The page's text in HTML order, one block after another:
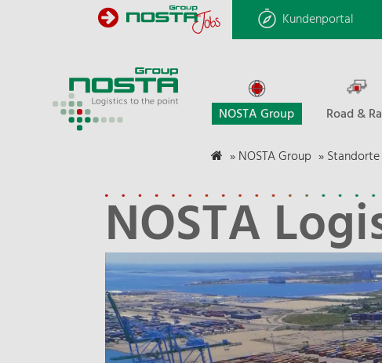
Kundenportal
NOSTA Group Road &
»NOSTA Group »Standorte
NOSTA